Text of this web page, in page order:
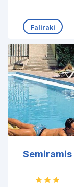
Faliraki
Semiramis